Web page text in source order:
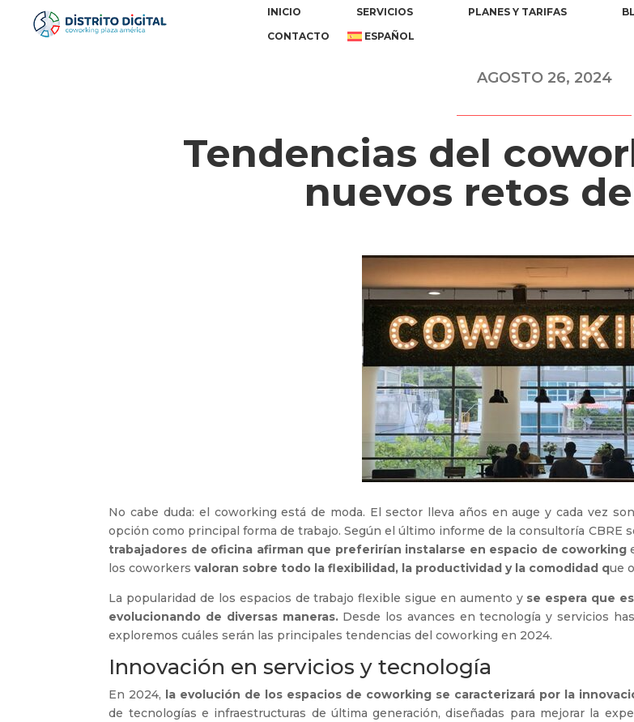
INICIO SERVICIOS PLANES Y TARIFAS
CONTACTO
ESPAÑOL
AGOSTO 26, 2024
Tendencias del
nuevos retos
No cabe duda: el coworking está de moda. El sector lleva años en auge y cada vez
opción como principal forma de trabajo. Según el último informe de la consultoría CBRE
trabajadores de oficina afirman que preferirían instalarse en espacio de coworking
los coworkersvaloran sobre todo la flexibilidad, la productividad y la comodidad que
La popularidad de los espacios de trabajo flexible sigue en aumento y se espera que
evolucionando de diversas maneras.Desde los avances en tecnología y servicios
exploremos cuáles serán las principales tendencias del coworking en 2024.
Innovación en servicios y tecnología
En 2024, la evolución de los espacios de coworking se caracterizará por la
de tecnologías e infraestructuras de última generación, diseñadas para mejorar la